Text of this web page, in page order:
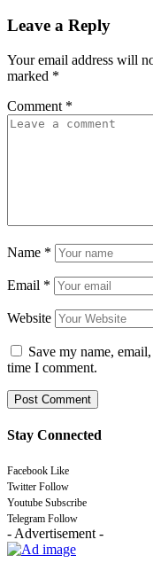
Leave a Reply
Your email address will
marked *
Comment *
Name *
Email *
Website
Save my name,
time I comment.
Stay Connected
Facebook Like
Twitter Follow
Youtube Subscribe
Telegram Follow
- Advertisement -